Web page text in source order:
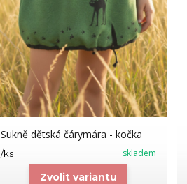
Sukně dětská čárymára - kočka
/ks skladem
Zvolit variantu